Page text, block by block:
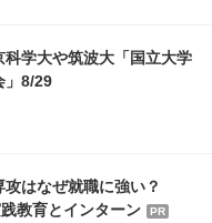
科学大や筑波大「国立大学
」8/29
はなぜ就職に強い？
教育とインターン
PR